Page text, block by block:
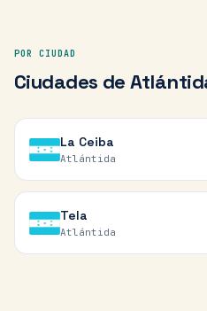
POR CIUDAD
Ciudades de
La Ceiba
Atlántida
Tela
Atlántida